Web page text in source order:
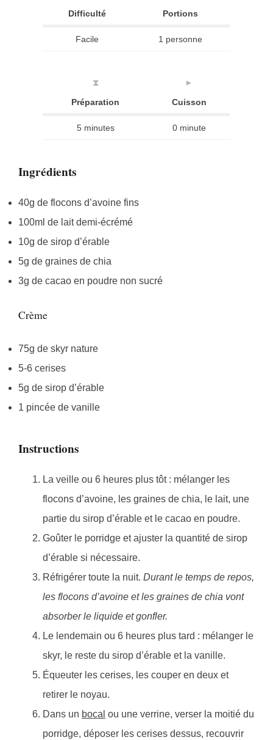
Difficulté
Portions
Facile 1 personne
⧗
Préparation
►
Cuisson
5 minutes 0 minute
Ingrédients
40g de flocons d’avoine fins
100ml de lait demi-écrémé
10g de sirop d’érable
5g de graines de chia
3g de cacao en poudre non sucré
Crème
75g de skyr nature
5-6 cerises
5g de sirop d’érable
1 pincée de vanille
Instructions
La veille ou 6 heures plus tôt : mélanger les
flocons d’avoine, les graines de chia, le lait, une
partie du sirop d’érable et le cacao en poudre.
Goûter le porridge et ajuster la quantité de sirop
d’érable si nécessaire.
Réfrigérer toute la nuit. Durant le temps de repos,
les flocons d’avoine et les graines de chia vont
absorber le liquide et gonfler.
Le lendemain ou 6 heures plus tard : mélanger le
skyr, le reste du sirop d’érable et la vanille.
Équeuter les cerises, les couper en deux et
retirer le noyau.
Dans un bocal ou une verrine, verser la moitié du
porridge, déposer les cerises dessus, recouvrir